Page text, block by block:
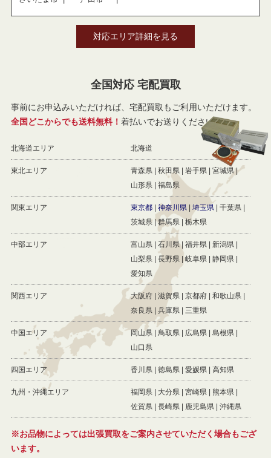
対応エリア詳細を見る
全国対応 宅配買取
事前にお申込みいただければ、宅配買取もご利用いただけます。
全国どこからでも送料無料！ 着払いでお送りください。
北海道エリア 北海道
東北エリア 青森県 秋田県 岩手県
宮城県
山形県
福島県
関東エリア 東京都 神奈川県 埼玉県
千葉県
茨城県
群馬県 栃木県
中部エリア 富山県 石川県 福井県
新潟県
山梨県
長野県 岐阜県
静岡県
愛知県
関西エリア 大阪府 滋賀県 京都府
和歌山県
奈良県
兵庫県 三重県
中国エリア 岡山県 鳥取県 広島県
島根県
山口県
四国エリア 香川県 徳島県 愛媛県 高知県
九州・沖縄エリア 福岡県 大分県 宮崎県
熊本県
佐賀県
長崎県 鹿児島県 沖縄県
※お品物によっては出張買取をご案内させていただく場合もござ
います。